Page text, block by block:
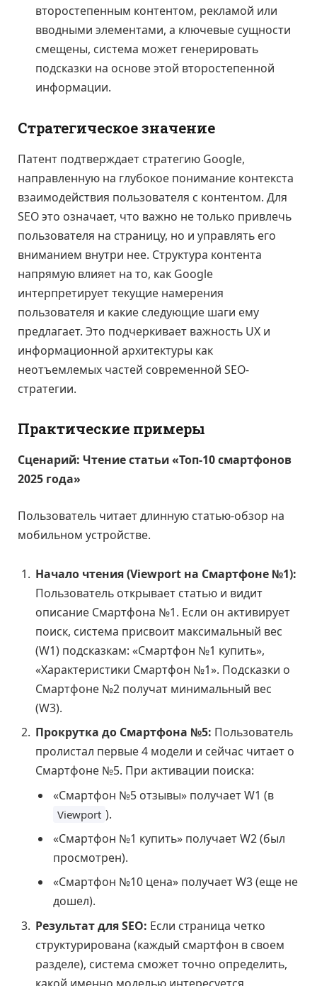
второстепенным контентом, рекламой или
вводными элементами, а ключевые сущности
смещены, система может генерировать
подсказки на основе этой второстепенной
информации.
Стратегическое значение
Патент подтверждает стратегию Google,
направленную на глубокое понимание контекста
взаимодействия пользователя с контентом. Для
SEO это означает, что важно не только привлечь
пользователя на страницу, но и управлять его
вниманием внутри нее. Структура контента
напрямую влияет на то, как Google
интерпретирует текущие намерения
пользователя и какие следующие шаги ему
предлагает. Это подчеркивает важность UX и
информационной архитектуры как
неотъемлемых частей современной SEO-
стратегии.
Практические примеры
Сценарий: Чтение статьи «Топ-10 смартфонов
2025 года»
Пользователь читает длинную статью-обзор на
мобильном устройстве.
Начало чтения (Viewport на Смартфоне №1):
Пользователь открывает статью и видит
описание Смартфона №1. Если он активирует
поиск, система присвоит максимальный вес
(W1) подсказкам: «Смартфон №1 купить»,
«Характеристики Смартфон №1». Подсказки о
Смартфоне №2 получат минимальный вес
(W3).
Прокрутка до Смартфона №5: Пользователь
пролистал первые 4 модели и сейчас читает о
Смартфоне №5. При активации поиска:
«Смартфон №5 отзывы» получает W1 (в
Viewport ).
«Смартфон №1 купить» получает W2 (был
просмотрен).
«Смартфон №10 цена» получает W3 (еще не
дошел).
Результат для SEO: Если страница четко
структурирована (каждый смартфон в своем
разделе), система сможет точно определить,